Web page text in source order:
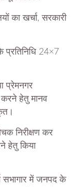
का खर्चा, सरकारी
प्रतिनिधि 24×7
प्रेमनगर
हेतु मानव
निरीक्षण कर
हेतु किया
सभागार में जनपद के